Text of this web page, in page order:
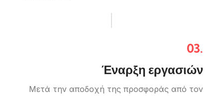
03.
Έναρξη εργασιών
Μετά την αποδοχή της προσφοράς από τον